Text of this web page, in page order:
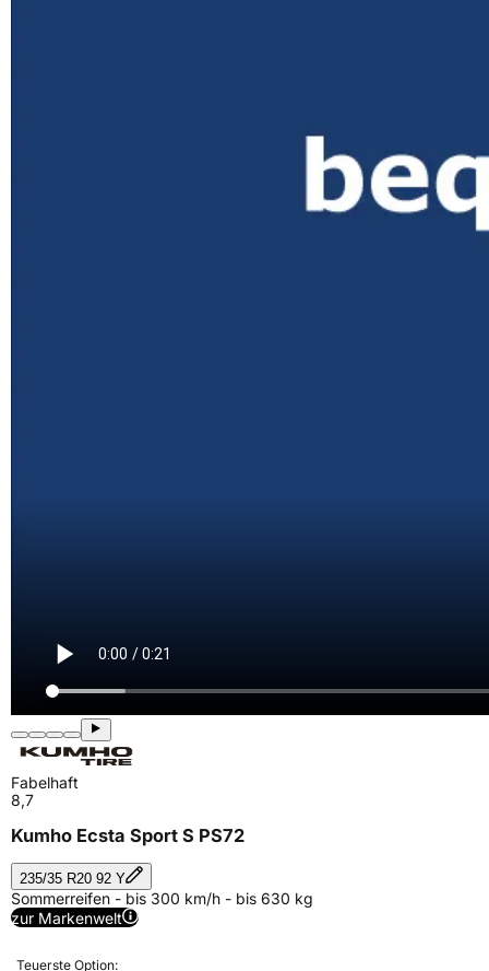
Fabelhaft
8,7
Kumho Ecsta Sport S PS72
235/35 R20 92 Y
Sommerreifen - bis 300 km/h - bis 630 kg
zur Markenwelt
Teuerste Option: